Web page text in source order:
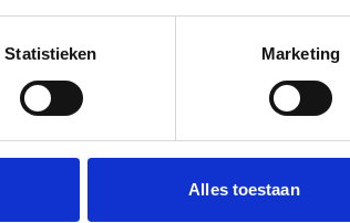
Statistieken Marketing
Alles toestaan